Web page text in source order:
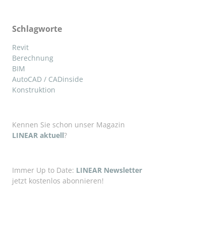
Schlagworte
Revit
Berechnung
BIM
AutoCAD / CADinside
Konstruktion
Kennen Sie schon unser Magazin
LINEAR aktuell?
Immer Up to Date: LINEAR Newsletter
jetzt kostenlos abonnieren!